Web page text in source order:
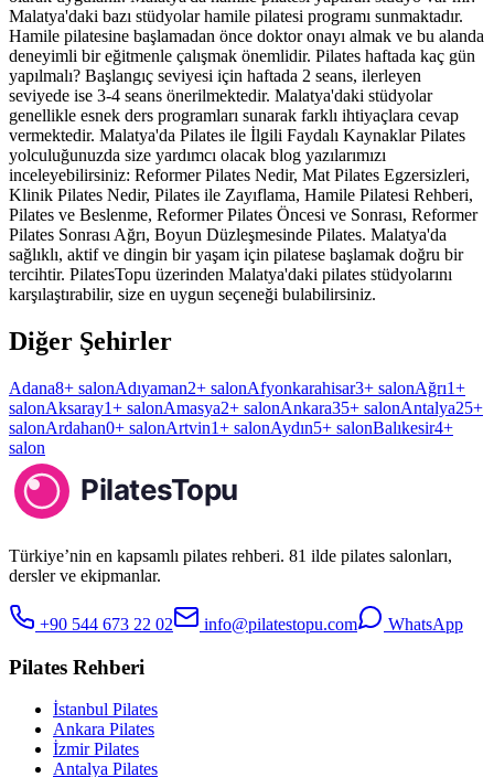
Diğer Şehirler
Adana8+ salonAdıyaman2+ salonAfyonkarahisar3+ salonAğrı1+
salonAksaray1+ salonAmasya2+ salonAnkara35+ salonAntalya25+
salonArdahan0+ salonArtvin1+ salonAydın5+ salonBalıkesir4+
salon
Türkiye’nin en kapsamlı pilates rehberi. 81 ilde pilates salonları,
dersler ve ekipmanlar.
+90 544 673 22 02 info@pilatestopu.com WhatsApp
Pilates Rehberi
İstanbul Pilates
Ankara Pilates
İzmir Pilates
Antalya Pilates